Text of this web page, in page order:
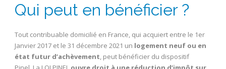
Qui peut en bénéficier ?
Tout contribuable domicilié en France, qui acquiert entre le 1er
Janvier 2017 et le 31 décembre 2021 un logement neuf ou en
état futur d’achèvement, peut bénéficier du dispositif